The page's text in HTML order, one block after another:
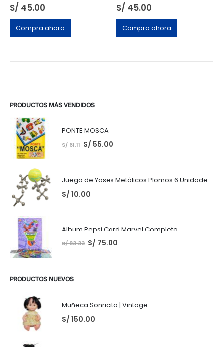
S/ 45.00
Compra ahora
S/ 45.00
Compra ahora
PRODUCTOS MÁS VENDIDOS
PONTE MOSCA
S/61.11 S/ 55.00
Juego de Yases Metálicos Plomos 6 Unidades + Pelota de Goma (En Bolsita Lista para Regalar)
S/ 10.00
Album Pepsi Card Marvel Completo
S/83.33 S/ 75.00
PRODUCTOS NUEVOS
Muñeca Sonricita | Vintage
S/ 150.00